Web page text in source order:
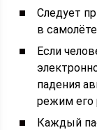
Следует
в
Если
падения
режим его
Каждый